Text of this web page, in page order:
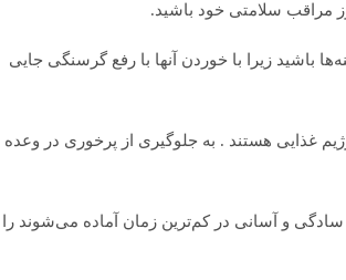
مراقب سلامتی خود باشید.
باشید زیرا با خوردن آنها با رفع گرسنگی جایی
غذایی هستند . به جلوگیری از پرخوری در وعده
سادگی و آسانی در کم‌ترین زمان آماده می‌شوند را
برای چه بیماری هایی به متخصص اورولوژی
مراجعه کنیم؟